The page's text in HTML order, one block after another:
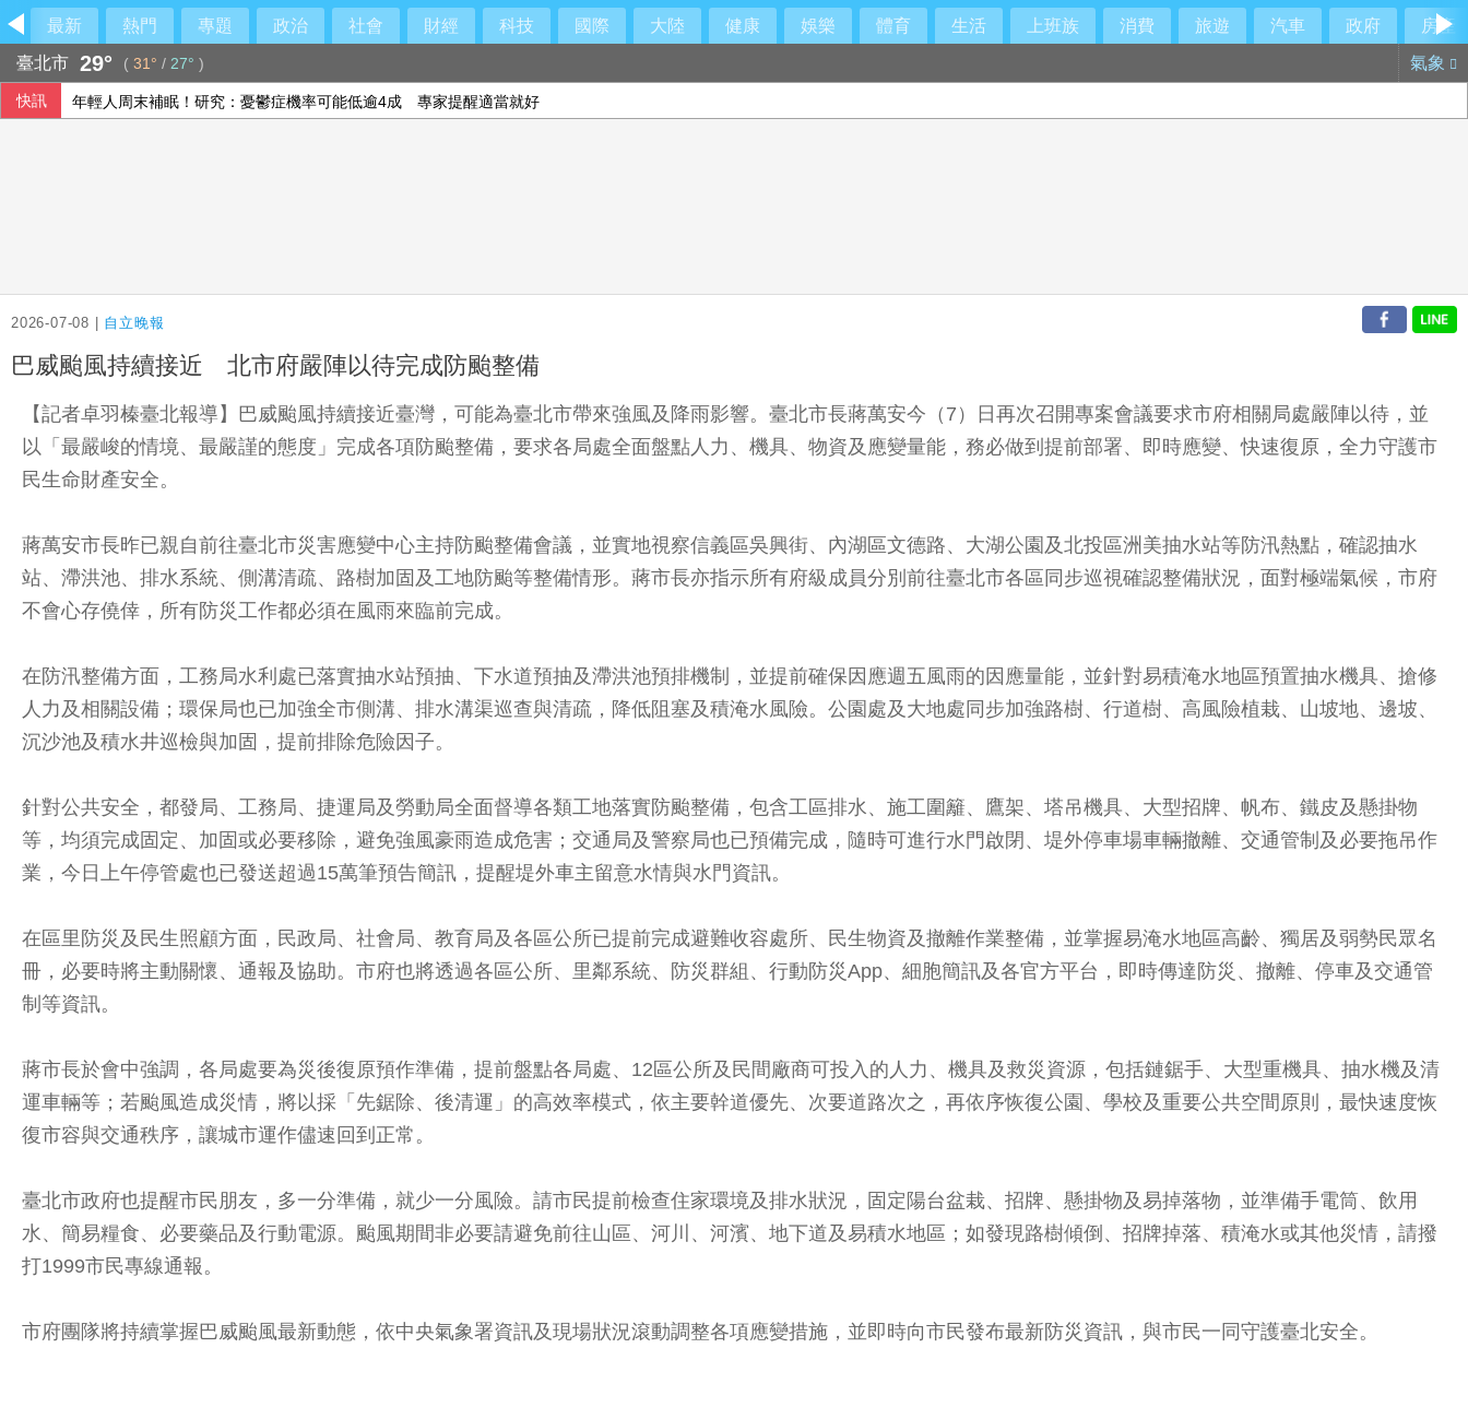
最新 熱門 專題 政治 社會 財經 科技 國際 大陸 健康 娛樂 體育 生活 上班族 消費 旅遊 汽車 政府
房產
臺北市 29° ( 31° / 27° ) 氣象
快訊 年輕人周末補眠！研究：憂鬱症機率可能低逾4成 專家提醒適當就好
2026-07-08 | 自立晚報
巴威颱風持續接近 北市府嚴陣以待完成防颱整備
【記者卓羽榛臺北報導】巴威颱風持續接近臺灣，可能為臺北市帶來強風及降雨影響。臺北市長蔣萬安今（7）日再次召開專案會議要求市府相關局處嚴陣以待，並
以「最嚴峻的情境、最嚴謹的態度」完成各項防颱整備，要求各局處全面盤點人力、機具、物資及應變量能，務必做到提前部署、即時應變、快速復原，全力守護市
民生命財產安全。
蔣萬安市長昨已親自前往臺北市災害應變中心主持防颱整備會議，並實地視察信義區吳興街、內湖區文德路、大湖公園及北投區洲美抽水站等防汛熱點，確認抽水
站、滯洪池、排水系統、側溝清疏、路樹加固及工地防颱等整備情形。蔣市長亦指示所有府級成員分別前往臺北市各區同步巡視確認整備狀況，面對極端氣候，市府
不會心存僥倖，所有防災工作都必須在風雨來臨前完成。
在防汛整備方面，工務局水利處已落實抽水站預抽、下水道預抽及滯洪池預排機制，並提前確保因應週五風雨的因應量能，並針對易積淹水地區預置抽水機具、搶修
人力及相關設備；環保局也已加強全市側溝、排水溝渠巡查與清疏，降低阻塞及積淹水風險。公園處及大地處同步加強路樹、行道樹、高風險植栽、山坡地、邊坡、
沉沙池及積水井巡檢與加固，提前排除危險因子。
針對公共安全，都發局、工務局、捷運局及勞動局全面督導各類工地落實防颱整備，包含工區排水、施工圍籬、鷹架、塔吊機具、大型招牌、帆布、鐵皮及懸掛物
等，均須完成固定、加固或必要移除，避免強風豪雨造成危害；交通局及警察局也已預備完成，隨時可進行水門啟閉、堤外停車場車輛撤離、交通管制及必要拖吊作
業，今日上午停管處也已發送超過15萬筆預告簡訊，提醒堤外車主留意水情與水門資訊。
在區里防災及民生照顧方面，民政局、社會局、教育局及各區公所已提前完成避難收容處所、民生物資及撤離作業整備，並掌握易淹水地區高齡、獨居及弱勢民眾名
冊，必要時將主動關懷、通報及協助。市府也將透過各區公所、里鄰系統、防災群組、行動防災App、細胞簡訊及各官方平台，即時傳達防災、撤離、停車及交通管
制等資訊。
蔣市長於會中強調，各局處要為災後復原預作準備，提前盤點各局處、12區公所及民間廠商可投入的人力、機具及救災資源，包括鏈鋸手、大型重機具、抽水機及清
運車輛等；若颱風造成災情，將以採「先鋸除、後清運」的高效率模式，依主要幹道優先、次要道路次之，再依序恢復公園、學校及重要公共空間原則，最快速度恢
復市容與交通秩序，讓城市運作儘速回到正常。
臺北市政府也提醒市民朋友，多一分準備，就少一分風險。請市民提前檢查住家環境及排水狀況，固定陽台盆栽、招牌、懸掛物及易掉落物，並準備手電筒、飲用
水、簡易糧食、必要藥品及行動電源。颱風期間非必要請避免前往山區、河川、河濱、地下道及易積水地區；如發現路樹傾倒、招牌掉落、積淹水或其他災情，請撥
打1999市民專線通報。
市府團隊將持續掌握巴威颱風最新動態，依中央氣象署資訊及現場狀況滾動調整各項應變措施，並即時向市民發布最新防災資訊，與市民一同守護臺北安全。